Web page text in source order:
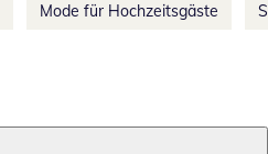
Mode für Hochzeitsgäste